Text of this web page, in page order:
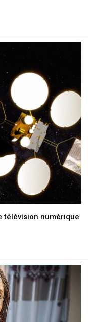
télévision numérique